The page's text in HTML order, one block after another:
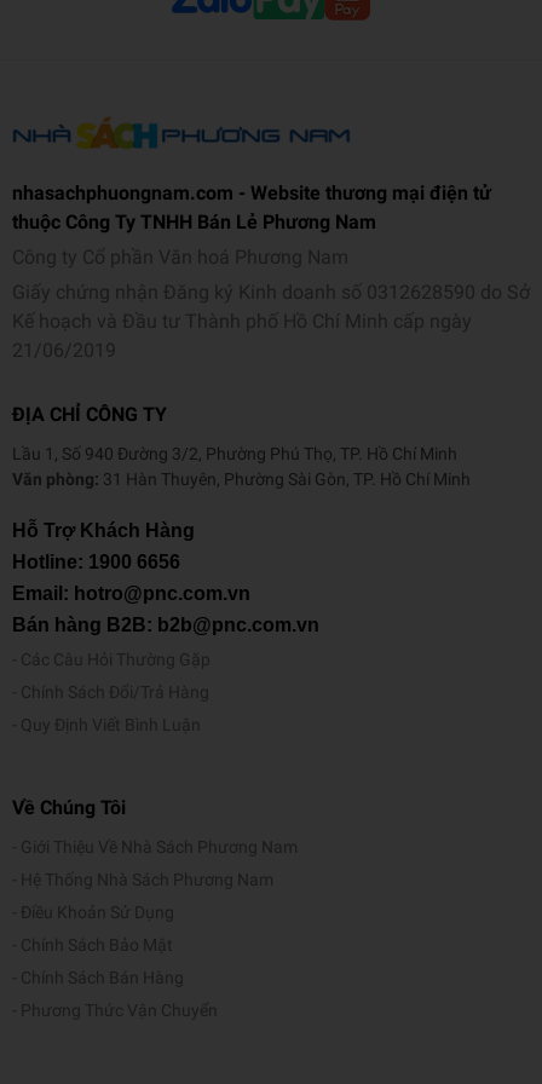
nhasachphuongnam.com - Website thương mại điện tử
thuộc Công Ty TNHH Bán Lẻ Phương Nam
Công ty Cổ phần Văn hoá Phương Nam
Giấy chứng nhận Đăng ký Kinh doanh số 0312628590 do Sở
Kế hoạch và Đầu tư Thành phố Hồ Chí Minh cấp ngày
21/06/2019
ĐỊA CHỈ CÔNG TY
Lầu 1, Số 940 Đường 3/2, Phường Phú Thọ, TP. Hồ Chí Minh
Văn phòng: 31 Hàn Thuyên, Phường Sài Gòn, TP. Hồ Chí Minh
Hỗ Trợ Khách Hàng
Hotline: 1900 6656
Email: hotro@pnc.com.vn
Bán hàng B2B: b2b@pnc.com.vn
Các Câu Hỏi Thường Gặp
Chính Sách Đổi/Trả Hàng
Quy Định Viết Bình Luận
Về Chúng Tôi
Giới Thiệu Về Nhà Sách Phương Nam
Hệ Thống Nhà Sách Phương Nam
Điều Khoản Sử Dụng
Chính Sách Bảo Mật
Chính Sách Bán Hàng
Phương Thức Vận Chuyển